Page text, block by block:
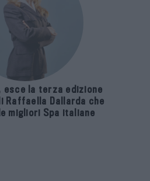
esce la terza edizione
Raffaella Dallarda che
migliori Spa italiane